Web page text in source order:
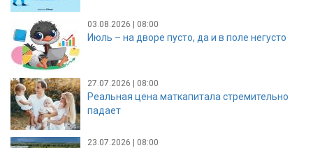
03.08.2026 | 08:00
Июль – на дворе пусто, да и в поле негусто
27.07.2026 | 08:00
Реальная цена маткапитала стремительно
падает
23.07.2026 | 08:00